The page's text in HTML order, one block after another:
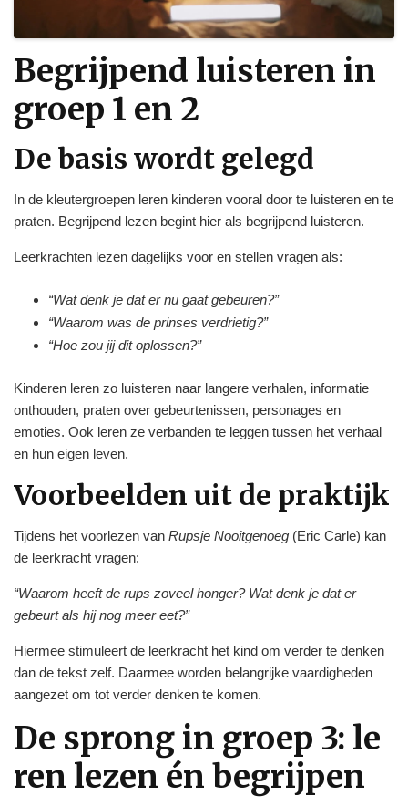
Begrijpend luisteren in
groep 1 en 2
De basis wordt gelegd
In de kleutergroepen leren kinderen vooral door te luisteren en te
praten. Begrijpend lezen begint hier als begrijpend luisteren.
Leerkrachten lezen dagelijks voor en stellen vragen als:
“Wat denk je dat er nu gaat gebeuren?”
“Waarom was de prinses verdrietig?”
“Hoe zou jij dit oplossen?”
Kinderen leren zo luisteren naar langere verhalen, informatie
onthouden, praten over gebeurtenissen, personages en
emoties. Ook leren ze verbanden te leggen tussen het verhaal
en hun eigen leven.
Voorbeelden uit de praktijk
Tijdens het voorlezen van Rupsje Nooitgenoeg (Eric Carle) kan
de leerkracht vragen:
“Waarom heeft de rups zoveel honger? Wat denk je dat er
gebeurt als hij nog meer eet?”
Hiermee stimuleert de leerkracht het kind om verder te denken
dan de tekst zelf. Daarmee worden belangrijke vaardigheden
aangezet om tot verder denken te komen.
De sprong in groep 3: le
ren lezen én begrijpen